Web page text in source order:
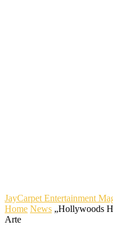
JayCarpet Entertainment
Home News „Hollywoods
Arte